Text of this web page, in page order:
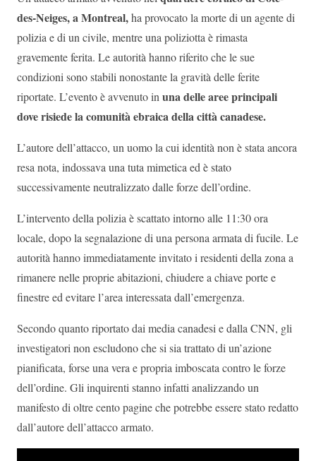
des-Neiges, a Montreal,ha provocato la morte di un agente di
polizia e di un civile, mentre una poliziotta è rimasta
gravemente ferita. Le autorità hanno riferito che le sue
condizioni sono stabili nonostante la gravità delle ferite
riportate. L’evento è avvenuto inuna delle aree principali
dove risiede la comunità ebraica della città canadese.
L’autore dell’attacco, un uomo la cui identità non è stata ancora
resa nota, indossava una tuta mimetica ed è stato
successivamente neutralizzato dalle forze dell’ordine.
L’intervento della polizia è scattato intorno alle 11:30 ora
locale, dopo la segnalazione di una persona armata di fucile. Le
autorità hanno immediatamente invitato i residenti della zona a
rimanere nelle proprie abitazioni, chiudere a chiave porte e
finestre ed evitare l’area interessata dall’emergenza.
Secondo quanto riportato dai media canadesi e dalla CNN, gli
investigatori non escludono che si sia trattato di un’azione
pianificata, forse una vera e propria imboscata contro le forze
dell’ordine. Gli inquirenti stanno infatti analizzando un
manifesto di oltre cento pagine che potrebbe essere stato redatto
dall’autore dell’attacco armato.